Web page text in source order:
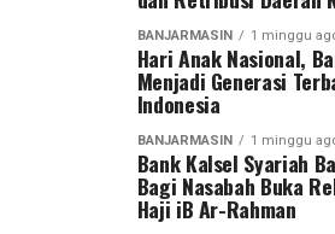
disiplin, kerja sama, sportivitas, dan
Turnamen ini diikuti 27 tim, terdiri
Kalimantan Selatan dan 14 klub
Tengah. Dua tim terbaik dari
akan melaju ke putaran final
Bungai Cup 2026 yang
Stadion Sangga Buana, Kalimantan
BANJARMASIN 1 minggu
Hari Anak Nasional,
Menjadi Generasi
Indonesia
BANJARMASIN 1 minggu
Bank Kalsel Syariah
Bagi Nasabah Buka
Haji iB Ar-Rahman